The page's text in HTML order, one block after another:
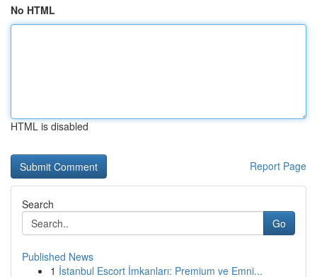
No HTML
HTML is disabled
Report Page
Search
Go
Published News
1 İstanbul Escort İmkanları: Premium ve Emni...